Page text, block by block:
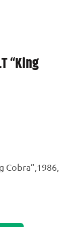
“King
Cobra”,1986,